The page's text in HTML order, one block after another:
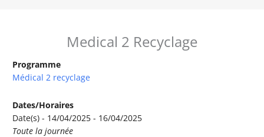
Medical 2 Recyclage
Programme
Médical 2 recyclage
Dates/Horaires
Date(s) - 14/04/2025 - 16/04/2025
Toute la journée